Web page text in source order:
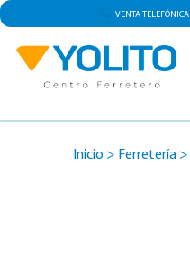
VENTA TELEFÓNICA
Inicio > Ferretería >